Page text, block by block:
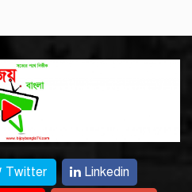
Twitter
Linkedin